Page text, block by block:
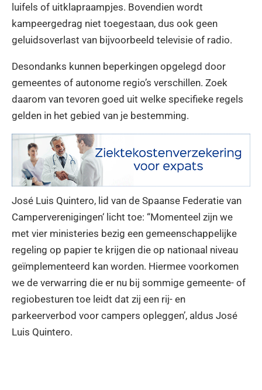
luifels of uitklapraampjes. Bovendien wordt
kampeergedrag niet toegestaan, dus ook geen
geluidsoverlast van bijvoorbeeld televisie of radio.
Desondanks kunnen beperkingen opgelegd door
gemeentes of autonome regio’s verschillen. Zoek
daarom van tevoren goed uit welke specifieke regels
gelden in het gebied van je bestemming.
José Luis Quintero, lid van de Spaanse Federatie van
Camperverenigingen‘ licht toe: “Momenteel zijn we
met vier ministeries bezig een gemeenschappelijke
regeling op papier te krijgen die op nationaal niveau
geïmplementeerd kan worden. Hiermee voorkomen
we de verwarring die er nu bij sommige gemeente- of
regiobesturen toe leidt dat zij een rij- en
parkeerverbod voor campers opleggen’, aldus José
Luis Quintero.